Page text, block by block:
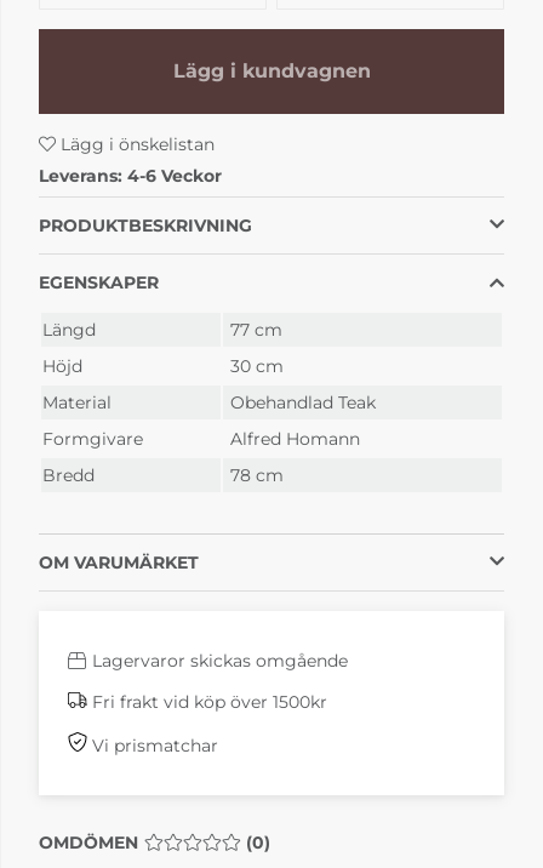
Lägg i kundvagnen
Lägg i önskelistan
Leverans: 4-6 Veckor
PRODUKTBESKRIVNING
EGENSKAPER
Längd
77 cm
Höjd
30 cm
Material
Obehandlad Teak
Formgivare
Alfred Homann
Bredd
78 cm
OM VARUMÄRKET
Lagervaror skickas omgående
Fri frakt vid köp över 1500kr
Vi prismatchar
OMDÖMEN MEDELBETYG 0 AV 5 ANTAL BETYG 0
(0)